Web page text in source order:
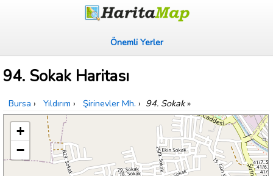
Önemli Yerler
94. Sokak Haritası
Bursa › Yıldırım › Şirinevler Mh. › 94. Sokak»
+
−